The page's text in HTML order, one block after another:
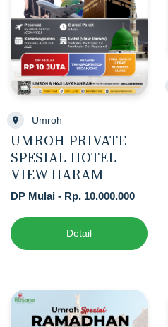
Umroh
UMROH PRIVATE
SPESIAL HOTEL
VIEW HARAM
DP Mulai - Rp. 10.000.000
Detail